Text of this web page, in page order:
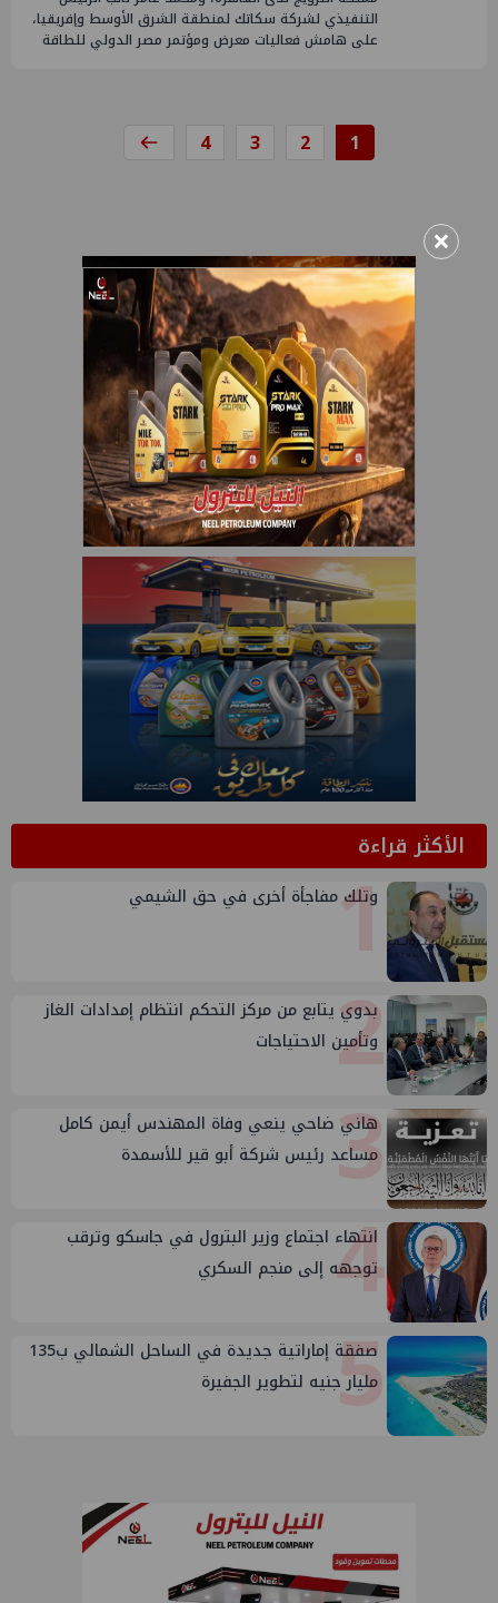
التنفيذي لشركة سكاتك لمنطقة الشرق الأوسط وإفريقيا،
على هامش فعاليات معرض ومؤتمر مصر الدولي للطاقة
1
2
3
4
الأكثر قراءة1
وتلك مفاجأة أخرى في حق الشيمي
2
بدوي يتابع من مركز التحكم انتظام إمدادات الغاز
وتأمين الاحتياجات
3
هاني ضاحي ينعي وفاة المهندس أيمن كامل
مساعد رئيس شركة أبو قير للأسمدة
4
انتهاء اجتماع وزير البترول في جاسكو وترقب
توجهه إلى منجم السكري
5
صفقة إماراتية جديدة في الساحل الشمالي ب135
مليار جنيه لتطوير الجفيرة
×